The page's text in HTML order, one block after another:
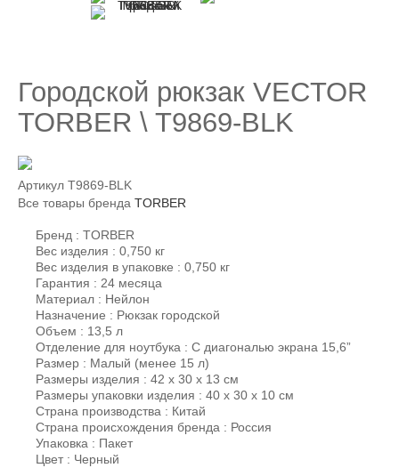
Городской рюкзак VECTOR
TORBER \ T9869-BLK
Артикул T9869-BLK
Все товары бренда TORBER
Бренд : TORBER
Вес изделия : 0,750 кг
Вес изделия в упаковке : 0,750 кг
Гарантия : 24 месяца
Материал : Нейлон
Назначение : Рюкзак городской
Объем : 13,5 л
Отделение для ноутбука : С диагональю экрана 15,6”
Размер : Малый (менее 15 л)
Размеры изделия : 42 х 30 x 13 см
Размеры упаковки изделия : 40 х 30 х 10 см
Страна производства : Китай
Страна происхождения бренда : Россия
Упаковка : Пакет
Цвет : Черный